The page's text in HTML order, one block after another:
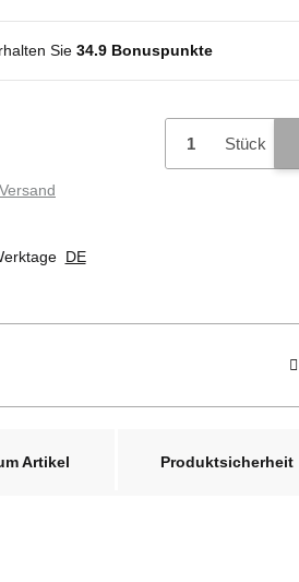
Sie 34.9 Bonuspunkte
Versand
DE
Stück
Artikel Produktsicherheit